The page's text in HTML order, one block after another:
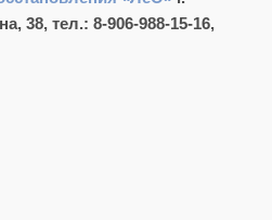
38, тел.: 8-906-988-15-16,